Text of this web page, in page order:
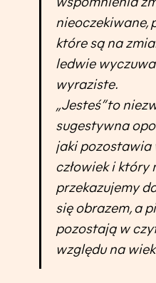
nieoczekiwane,
które są na
ledwie
wyraziste.
„Jesteś” to
sugestywna
jaki pozostawia
człowiek i który
przekazujemy
się obrazem, a
pozostają w
względu na